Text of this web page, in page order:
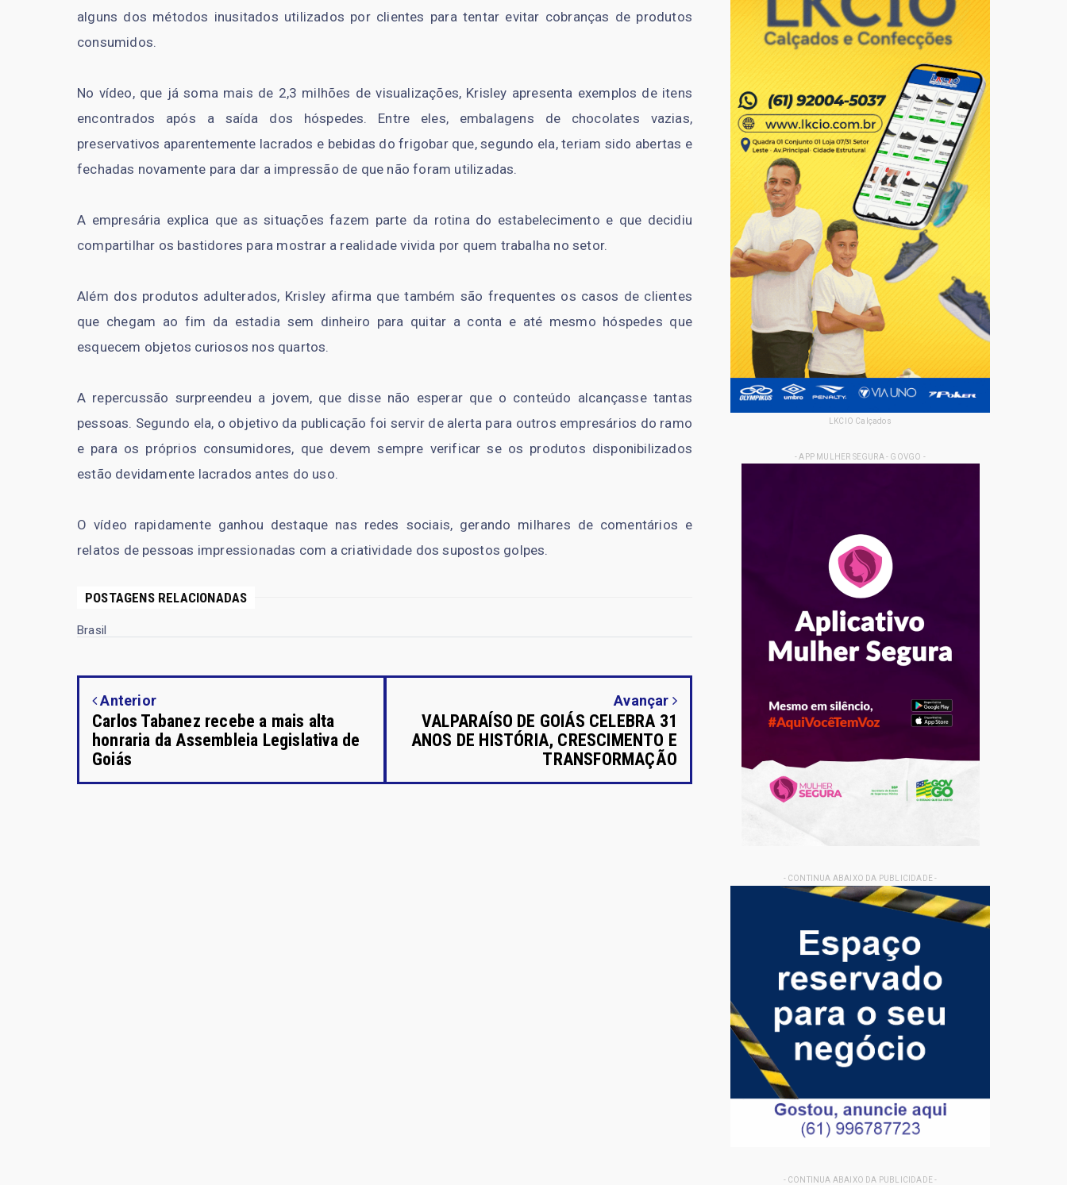
alguns dos métodos inusitados utilizados por clientes para tentar evitar cobranças de produtos
consumidos.
No vídeo, que já soma mais de 2,3 milhões de visualizações, Krisley apresenta exemplos de itens
encontrados após a saída dos hóspedes. Entre eles, embalagens de chocolates vazias,
preservativos aparentemente lacrados e bebidas do frigobar que, segundo ela, teriam sido abertas e
fechadas novamente para dar a impressão de que não foram utilizadas.
A empresária explica que as situações fazem parte da rotina do estabelecimento e que decidiu
compartilhar os bastidores para mostrar a realidade vivida por quem trabalha no setor.
Além dos produtos adulterados, Krisley afirma que também são frequentes os casos de clientes
que chegam ao fim da estadia sem dinheiro para quitar a conta e até mesmo hóspedes que
esquecem objetos curiosos nos quartos.
A repercussão surpreendeu a jovem, que disse não esperar que o conteúdo alcançasse tantas
pessoas. Segundo ela, o objetivo da publicação foi servir de alerta para outros empresários do ramo
e para os próprios consumidores, que devem sempre verificar se os produtos disponibilizados
estão devidamente lacrados antes do uso.
O vídeo rapidamente ganhou destaque nas redes sociais, gerando milhares de comentários e
relatos de pessoas impressionadas com a criatividade dos supostos golpes.
POSTAGENS RELACIONADAS
Brasil
Anterior
Carlos Tabanez recebe a mais alta
honraria da Assembleia Legislativa de
Goiás
Avançar
VALPARAÍSO DE GOIÁS CELEBRA 31
ANOS DE HISTÓRIA, CRESCIMENTO E
TRANSFORMAÇÃO
LKCIO Calçados
- APP MULHER SEGURA - GOVGO -
- CONTINUA ABAIXO DA PUBLICIDADE -
- CONTINUA ABAIXO DA PUBLICIDADE -